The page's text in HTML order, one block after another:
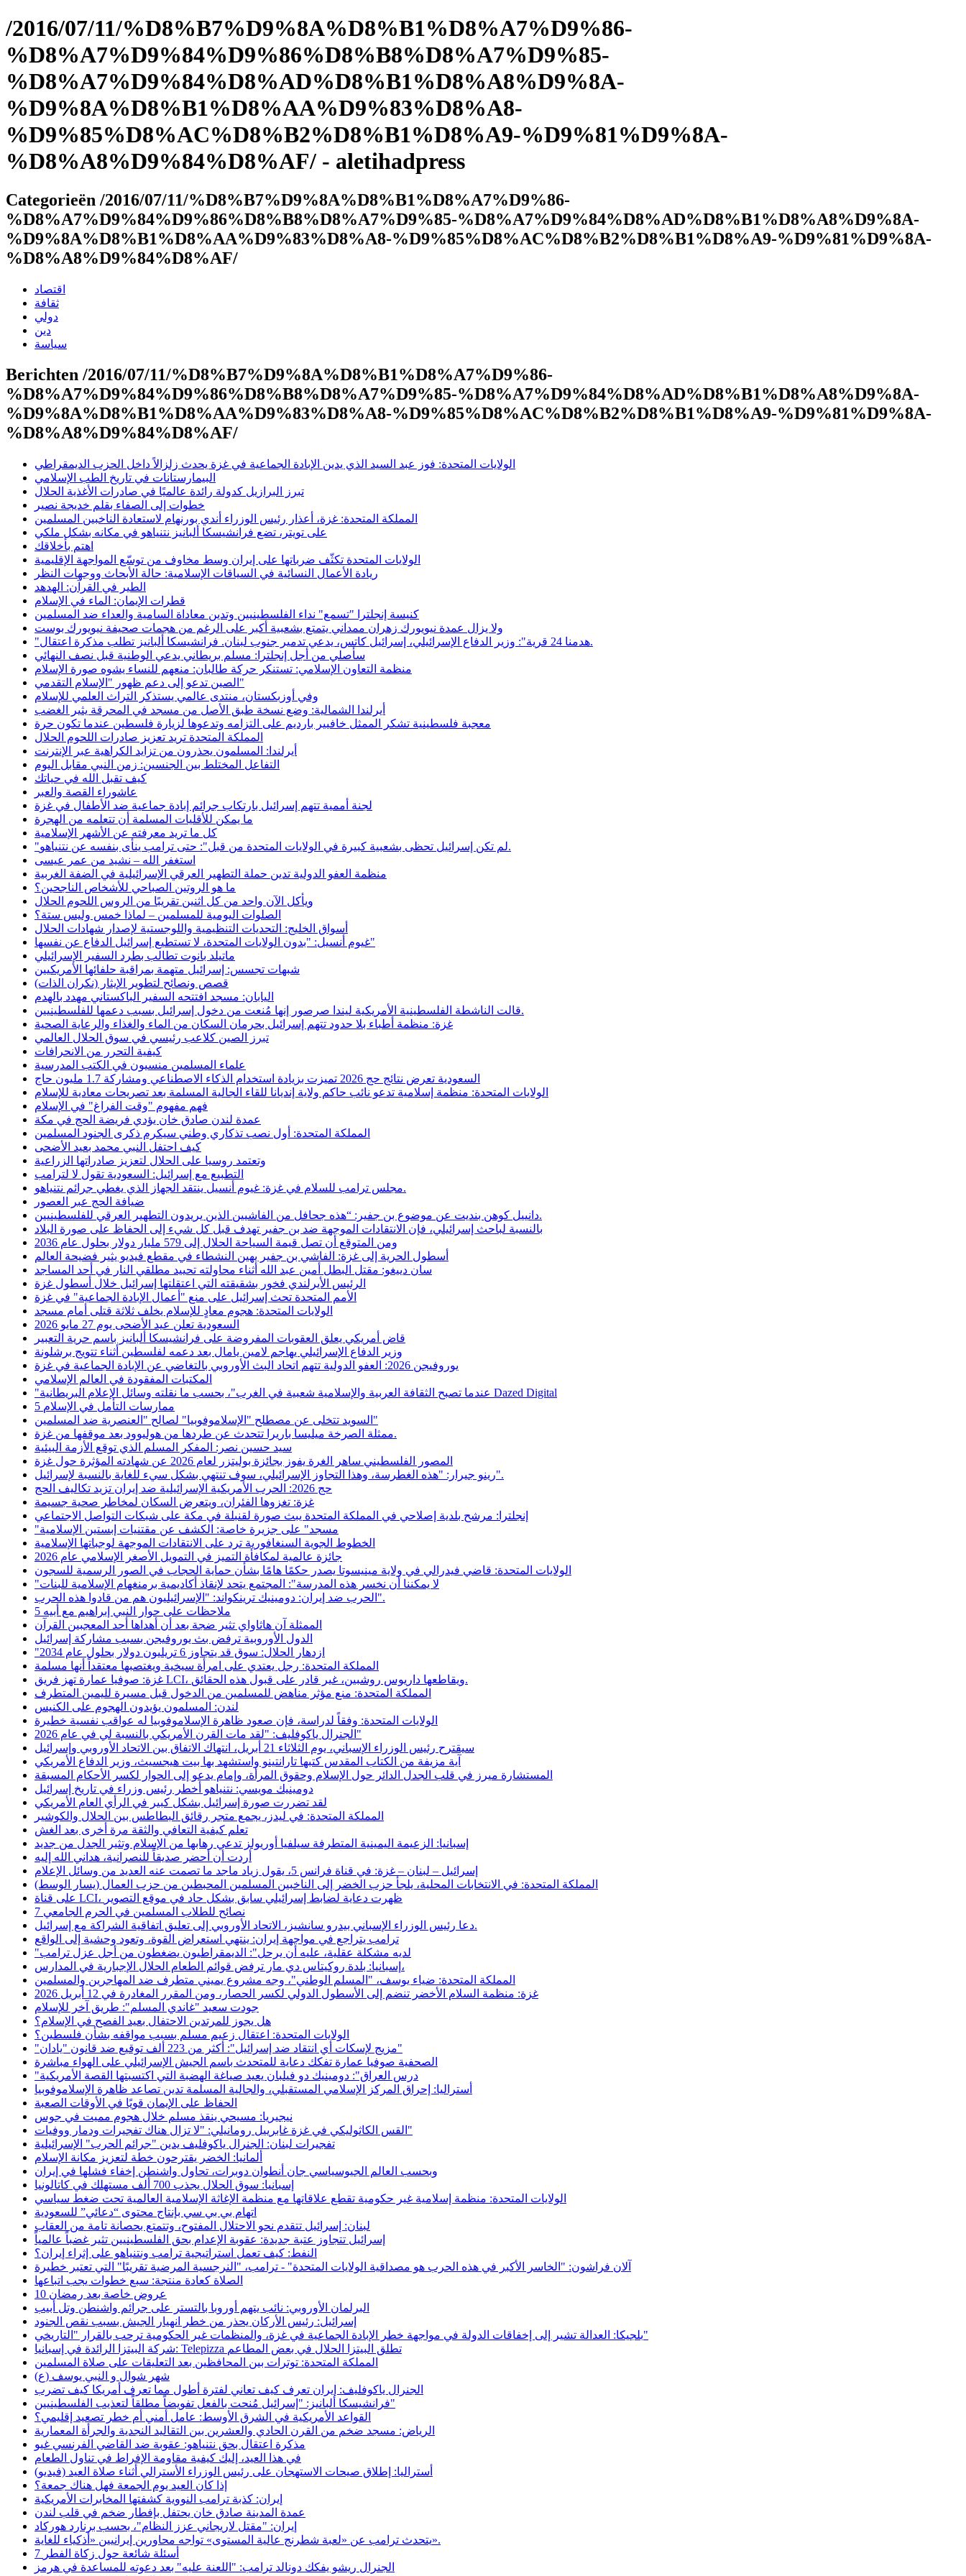
/2016/07/11/%D8%B7%D9%8A%D8%B1%D8%A7%D9%86-
%D8%A7%D9%84%D9%86%D8%B8%D8%A7%D9%85-
%D8%A7%D9%84%D8%AD%D8%B1%D8%A8%D9%8A-
%D9%8A%D8%B1%D8%AA%D9%83%D8%A8-
%D9%85%D8%AC%D8%B2%D8%B1%D8%A9-%D9%81%D9%8A-
%D8%A8%D9%84%D8%AF/ - aletihadpress
Categorieën /2016/07/11/%D8%B7%D9%8A%D8%B1%D8%A7%D9%86-
%D8%A7%D9%84%D9%86%D8%B8%D8%A7%D9%85-%D8%A7%D9%84%D8%AD%D8%B1%D8%A8%D9%8A-
%D9%8A%D8%B1%D8%AA%D9%83%D8%A8-%D9%85%D8%AC%D8%B2%D8%B1%D8%A9-%D9%81%D9%8A-
%D8%A8%D9%84%D8%AF/
اقتصاد
ثقافة
دولي
دين
سياسة
Berichten /2016/07/11/%D8%B7%D9%8A%D8%B1%D8%A7%D9%86-
%D8%A7%D9%84%D9%86%D8%B8%D8%A7%D9%85-%D8%A7%D9%84%D8%AD%D8%B1%D8%A8%D9%8A-
%D9%8A%D8%B1%D8%AA%D9%83%D8%A8-%D9%85%D8%AC%D8%B2%D8%B1%D8%A9-%D9%81%D9%8A-
%D8%A8%D9%84%D8%AF/
الولايات المتحدة: فوز عبد السيد الذي يدين الإبادة الجماعية في غزة يحدث زلزالاً داخل الحزب الديمقراطي
البيمارستانات في تاريخ الطب الإسلامي
تبرز البرازيل كدولة رائدة عالميًا في صادرات الأغذية الحلال
خطوات إلى الصفاء بقلم خديجة نصير
المملكة المتحدة: غزة، أعذار رئيس الوزراء أندي بورنهام لاستعادة الناخبين المسلمين
على تويتر، تضع فرانشيسكا ألبانيز نتنياهو في مكانه بشكل ملكي
اهتم بأخلاقك
الولايات المتحدة تكثّف ضرباتها على إيران وسط مخاوف من توسّع المواجهة الإقليمية
ريادة الأعمال النسائية في السياقات الإسلامية: حالة الأبحاث ووجهات النظر
الطير في القرآن: الهدهد
قطرات الإيمان: الماء في الإسلام
كنيسة إنجلترا "تسمع" نداء الفلسطينيين وتدين معاداة السامية والعداء ضد المسلمين
ولا يزال عمدة نيويورك زهران ممداني يتمتع بشعبية أكبر على الرغم من هجمات صحيفة نيويورك بوست
"هدمنا 24 قرية": وزير الدفاع الإسرائيلي، إسرائيل كاتس، يدعي تدمير جنوب لبنان. فرانشيسكا ألبانيز تطلب مذكرة اعتقال.
سأصلي من أجل إنجلترا: مسلم بريطاني يدعي الوطنية قبل نصف النهائي
منظمة التعاون الإسلامي: تستنكر حركة طالبان: منعهم للنساء يشوه صورة الإسلام
الصين تدعو إلى دعم ظهور "الإسلام التقدمي"
وفي أوزبكستان، منتدى عالمي يستذكر التراث العلمي للإسلام
أيرلندا الشمالية: وضع نسخة طبق الأصل من مسجد في المحرقة يثير الغضب
معجبة فلسطينية تشكر الممثل خافيير بارديم على التزامه وتدعوها لزيارة فلسطين عندما تكون حرة
المملكة المتحدة تريد تعزيز صادرات اللحوم الحلال
أيرلندا: المسلمون يحذرون من تزايد الكراهية عبر الإنترنت
التفاعل المختلط بين الجنسين: زمن النبي مقابل اليوم
كيف تقبل الله في حياتك
عاشوراء القصة والعبر
لجنة أممية تتهم إسرائيل بارتكاب جرائم إبادة جماعية ضد الأطفال في غزة
ما يمكن للأقليات المسلمة أن تتعلمه من الهجرة
كل ما تريد معرفته عن الأشهر الإسلامية
"لم تكن إسرائيل تحظى بشعبية كبيرة في الولايات المتحدة من قبل": حتى ترامب ينأى بنفسه عن نتنياهو.
استغفر الله – نشيد من عمر عيسى
منظمة العفو الدولية تدين حملة التطهير العرقي الإسرائيلية في الضفة الغربية
ما هو الروتين الصباحي للأشخاص الناجحين؟
ويأكل الآن واحد من كل اثنين تقريبًا من الروس اللحوم الحلال
الصلوات اليومية للمسلمين – لماذا خمس وليس ستة؟
أسواق الخليج: التحديات التنظيمية واللوجستية لإصدار شهادات الحلال
غيوم أنسيل: "بدون الولايات المتحدة، لا تستطيع إسرائيل الدفاع عن نفسها"
ماتيلد بانوت تطالب بطرد السفير الإسرائيلي
شبهات تجسس: إسرائيل متهمة بمراقبة حلفائها الأمريكيين
قصص ونصائح لتطوير الإيثار (نكران الذات)
اليابان: مسجد افتتحه السفير الباكستاني مهدد بالهدم
قالت الناشطة الفلسطينية الأمريكية ليندا صرصور إنها مُنعت من دخول إسرائيل بسبب دعمها للفلسطينيين.
غزة: منظمة أطباء بلا حدود تتهم إسرائيل بحرمان السكان من الماء والغذاء والرعاية الصحية
تبرز الصين كلاعب رئيسي في سوق الحلال العالمي
كيفية التحرر من الانحرافات
علماء المسلمين منسيون في الكتب المدرسية
السعودية تعرض نتائج حج 2026 تميزت بزيادة استخدام الذكاء الاصطناعي ومشاركة 1.7 مليون حاج
الولايات المتحدة: منظمة إسلامية تدعو نائب حاكم ولاية إنديانا للقاء الجالية المسلمة بعد تصريحات معادية للإسلام
فهم مفهوم "وقت الفراغ" في الإسلام
عمدة لندن صادق خان يؤدي فريضة الحج في مكة
المملكة المتحدة: أول نصب تذكاري وطني سيكرم ذكرى الجنود المسلمين
كيف احتفل النبي محمد بعيد الأضحى
وتعتمد روسيا على الحلال لتعزيز صادراتها الزراعية
التطبيع مع إسرائيل: السعودية تقول لا لترامب
مجلس ترامب للسلام في غزة: غيوم أنسيل ينتقد الجهاز الذي يغطي جرائم نتنياهو.
ضيافة الحج عبر العصور
دانييل كوهن بنديت عن موضوع بن جفير: “هذه جحافل من الفاشيين الذين يريدون التطهير العرقي للفلسطينيين.
بالنسبة لباحث إسرائيلي، فإن الانتقادات الموجهة ضد بن جفير تهدف قبل كل شيء إلى الحفاظ على صورة البلاد
ومن المتوقع أن تصل قيمة السياحة الحلال إلى 579 مليار دولار بحلول عام 2036
أسطول الحرية إلى غزة: الفاشي بن جفير يهين النشطاء في مقطع فيديو يثير فضيحة العالم
سان دييغو: مقتل البطل أمين عبد الله أثناء محاولته تحييد مطلقي النار في أحد المساجد
الرئيس الأيرلندي فخور بشقيقته التي اعتقلتها إسرائيل خلال أسطول غزة
الأمم المتحدة تحث إسرائيل على منع "أعمال الإبادة الجماعية" في غزة
الولايات المتحدة: هجوم معادٍ للإسلام يخلف ثلاثة قتلى أمام مسجد
السعودية تعلن عيد الأضحى يوم 27 مايو 2026
قاض أمريكي يعلق العقوبات المفروضة على فرانشيسكا ألبانيز باسم حرية التعبير
وزير الدفاع الإسرائيلي يهاجم لامين يامال بعد دعمه لفلسطين أثناء تتويج برشلونة
يوروفيجن 2026: العفو الدولية تتهم اتحاد البث الأوروبي بالتغاضي عن الإبادة الجماعية في غزة
المكتبات المفقودة في العالم الإسلامي
"عندما تصبح الثقافة العربية والإسلامية شعبية في الغرب"، بحسب ما نقلته وسائل الإعلام البريطانية Dazed Digital
5 ممارسات التأمل في الإسلام
السويد تتخلى عن مصطلح "الإسلاموفوبيا" لصالح "العنصرية ضد المسلمين"
ممثلة الصرخة ميليسا باريرا تتحدث عن طردها من هوليوود بعد موقفها من غزة.
سيد حسين نصر: المفكر المسلم الذي توقع الأزمة البيئية
المصور الفلسطيني ساهر الغرة يفوز بجائزة بوليتزر لعام 2026 عن شهادته المؤثرة حول غزة
رينو جيرار: "هذه الغطرسة، وهذا التجاوز الإسرائيلي، سوف تنتهي بشكل سيء للغاية بالنسبة لإسرائيل".
حج 2026: الحرب الأمريكية الإسرائيلية ضد إيران تزيد تكاليف الحج
غزة: تغزوها الفئران، ويتعرض السكان لمخاطر صحية جسيمة
إنجلترا: مرشح بلدية إصلاحي في المملكة المتحدة يبث صورة لقنبلة في مكة على شبكات التواصل الاجتماعي
"مسجد" على جزيرة خاصة: الكشف عن مقتنيات إبستين الإسلامية
الخطوط الجوية السنغافورية ترد على الانتقادات الموجهة لوجباتها الإسلامية
جائزة عالمية لمكافأة التميز في التمويل الأصغر الإسلامي عام 2026
الولايات المتحدة: قاضي فيدرالي في ولاية مينيسوتا يصدر حكمًا هامًا بشأن حماية الحجاب في الصور الرسمية للسجون
"لا يمكننا أن نخسر هذه المدرسة": المجتمع يتحد لإنقاذ أكاديمية برمنغهام الإسلامية للبنات
الحرب ضد إيران: دومينيك ترينكواند: "الإسرائيليون هم من قادوا هذه الحرب".
5 ملاحظات على حوار النبي إبراهيم مع أبيه
الممثلة آن هاثاواي تثير ضجة بعد أن أهداها أحد المعجبين القرآن
الدول الأوروبية ترفض بث يوروفيجن بسبب مشاركة إسرائيل
"ازدهار الحلال: سوق قد يتجاوز 6 تريليون دولار بحلول عام 2034
المملكة المتحدة: رجل يعتدي على امرأة سيخية ويغتصبها معتقداً أنها مسلمة
غزة: صوفيا عمارة تهز فريق LCI، ويقاطعها داريوس روشبين، غير قادر على قبول هذه الحقائق.
المملكة المتحدة: منع مؤثر مناهض للمسلمين من الدخول قبل مسيرة لليمين المتطرف
لندن: المسلمون يؤيدون الهجوم على الكنيس
الولايات المتحدة: وفقاً لدراسة، فإن صعود ظاهرة الإسلاموفوبيا له عواقب نفسية خطيرة
الجنرال ياكوفليف: "لقد مات القرن الأمريكي بالنسبة لي في عام 2026"
سيقترح رئيس الوزراء الإسباني، يوم الثلاثاء 21 أبريل، انتهاك الاتفاق بين الاتحاد الأوروبي وإسرائيل
آية مزيفة من الكتاب المقدس كتبها تارانتينو واستشهد بها بيت هيجسيث، وزير الدفاع الأمريكي
المستشارة ميرز في قلب الجدل الدائر حول الإسلام وحقوق المرأة، وإمام يدعو إلى الحوار لكسر الأحكام المسبقة
دومينيك مويسي: نتنياهو أخطر رئيس وزراء في تاريخ إسرائيل
لقد تضررت صورة إسرائيل بشكل كبير في الرأي العام الأمريكي
المملكة المتحدة: في ليدز، يجمع متجر رقائق البطاطس بين الحلال والكوشير
تعلم كيفية التعافي والثقة مرة أخرى بعد الغش
إسبانيا: الزعيمة اليمينية المتطرفة سيلفيا أوريولز تدعي رهابها من الإسلام وتثير الجدل من جديد
أردت أن أحضر صديقاً للنصرانية، هداني الله إليه
إسرائيل – لبنان – غزة: في قناة فرانس 5، يقول زياد ماجد ما تصمت عنه العديد من وسائل الإعلام
المملكة المتحدة: في الانتخابات المحلية، يلجأ حزب الخضر إلى الناخبين المسلمين المحبطين من حزب العمال (يسار الوسط)
على قناة LCI، ظهرت دعاية لضابط إسرائيلي سابق بشكل حاد في موقع التصوير
7 نصائح للطلاب المسلمين في الحرم الجامعي
دعا رئيس الوزراء الإسباني بيدرو سانشيز، الاتحاد الأوروبي إلى تعليق اتفاقية الشراكة مع إسرائيل.
ترامب يتراجع في مواجهة إيران: ينتهي استعراض القوة، وتعود وحشية إلى الواقع
"لديه مشكلة عقلية، عليه أن يرحل": الديمقراطيون يضغطون من أجل عزل ترامب
إسبانيا: بلدة روكيتاس دي مار ترفض قوائم الطعام الحلال الإجبارية في المدارس،
المملكة المتحدة: ضياء يوسف، "المسلم الوطني"، وجه مشروع يميني متطرف ضد المهاجرين والمسلمين
غزة: منظمة السلام الأخضر تنضم إلى الأسطول الدولي لكسر الحصار، ومن المقرر المغادرة في 12 أبريل 2026
جودت سعيد "غاندي المسلم": طريق آخر للإسلام
هل يجوز للمرتدين الاحتفال بعيد الفصح في الإسلام؟
الولايات المتحدة: اعتقال زعيم مسلم بسبب مواقفه بشأن فلسطين؟
"مزيج لإسكات أي انتقاد ضد إسرائيل": أكثر من 223 ألف توقيع ضد قانون "يادان"
الصحفية صوفيا عمارة تفكك دعاية للمتحدث باسم الجيش الإسرائيلي على الهواء مباشرة
"درس العراق": دومينيك دو فيلبان يعيد صياغة الهضبة التي اكتسبتها القصة الأمريكية
أستراليا: إحراق المركز الإسلامي المستقبلي، والجالية المسلمة تدين تصاعد ظاهرة الإسلاموفوبيا
الحفاظ على الإيمان قويًا في الأوقات الصعبة
نيجيريا: مسيحي ينقذ مسلم خلال هجوم مميت في جوس
القس الكاثوليكي في غزة غابرييل رومانيلي: "لا تزال هناك تفجيرات ودمار ووفيات"
تفجيرات لبنان: الجنرال ياكوفليف يدين "جرائم الحرب" الإسرائيلية
ألمانيا: الخضر يقترحون خطة لتعزيز مكانة الإسلام
وبحسب العالم الجيوسياسي جان أنطوان دوبرات، تحاول واشنطن إخفاء فشلها في إيران
إسبانيا: سوق الحلال يجذب 700 ألف مستهلك في كاتالونيا
الولايات المتحدة: منظمة إسلامية غير حكومية تقطع علاقاتها مع منظمة الإغاثة الإسلامية العالمية تحت ضغط سياسي
اتهام بي بي سي بإنتاج محتوى “دعائي” للسعودية
لبنان: إسرائيل تتقدم نحو الاحتلال المفتوح، وتتمتع بحصانة تامة من العقاب
إسرائيل تتجاوز عتبة جديدة: عقوبة الإعدام بحق الفلسطينيين تثير غضباً عالمياً
النفط: كيف تعمل استراتيجية ترامب ونتنياهو على إثراء إيران؟
آلان فراشون: "الخاسر الأكبر في هذه الحرب هو مصداقية الولايات المتحدة" - ترامب، "النرجسية المرضية تقريبًا" التي تعتبر خطيرة
الصلاة كعادة منتجة: سبع خطوات يجب اتباعها
10 عروض خاصة بعد رمضان
البرلمان الأوروبي: نائب يتهم أوروبا بالتستر على جرائم واشنطن وتل أبيب
إسرائيل: رئيس الأركان يحذر من خطر انهيار الجيش بسبب نقص الجنود
بلجيكا: العدالة تشير إلى إخفاقات الدولة في مواجهة خطر الإبادة الجماعية في غزة، والمنظمات غير الحكومية ترحب بالقرار "التاريخي"
شركة البيتزا الرائدة في إسبانيا: Telepizza تطلق البيتزا الحلال في بعض المطاعم
المملكة المتحدة: توترات بين المحافظين بعد التعليقات على صلاة المسلمين
شهر شوال و النبي يوسف (ع)
الجنرال ياكوفليف: إيران تعرف كيف تعاني لفترة أطول مما تعرف أمريكا كيف تضرب
فرانشيسكا ألبانيز: "إسرائيل مُنحت بالفعل تفويضاً مطلقاً لتعذيب الفلسطينيين"
القواعد الأمريكية في الشرق الأوسط: عامل أمني أم خطر تصعيد إقليمي؟
الرياض: مسجد ضخم من القرن الحادي والعشرين بين التقاليد النجدية والجرأة المعمارية
مذكرة اعتقال بحق نتنياهو: عقوبة ضد القاضي الفرنسي غيو
في هذا العيد، إليك كيفية مقاومة الإفراط في تناول الطعام
أستراليا: إطلاق صيحات الاستهجان على رئيس الوزراء الأسترالي أثناء صلاة العيد (فيديو)
إذا كان العيد يوم الجمعة فهل هناك جمعة؟
إيران: كذبة ترامب النووية كشفتها المخابرات الأمريكية
عمدة المدينة صادق خان يحتفل بإفطار ضخم في قلب لندن
إيران: "مقتل لاريجاني عزز النظام"، بحسب برنارد هوركاد
يتحدث ترامب عن «لعبة شطرنج عالية المستوى» تواجه محاورين إيرانيين «أذكياء للغاية».
7 أسئلة شائعة حول زكاة الفطر
الجنرال ريشو يفكك دونالد ترامب: "اللعنة عليه" بعد دعوته للمساعدة في هرمز